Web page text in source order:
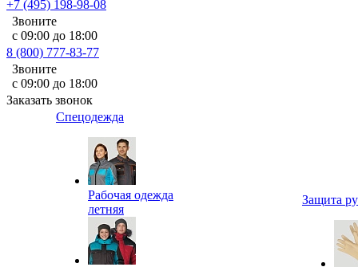
+7 (495) 198-98-08
Звоните
с 09:00 до 18:00
8 (800) 777-83-77
Звоните
с 09:00 до 18:00
Заказать звонок
Спецодежда
Рабочая одежда
летняя
Защита